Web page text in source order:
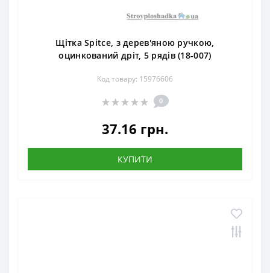
Щітка Spitce, з дерев'яною ручкою,
оцинкований дріт, 5 рядів (18-007)
Код товару: 15976606
0
37.16 грн.
КУПИТИ